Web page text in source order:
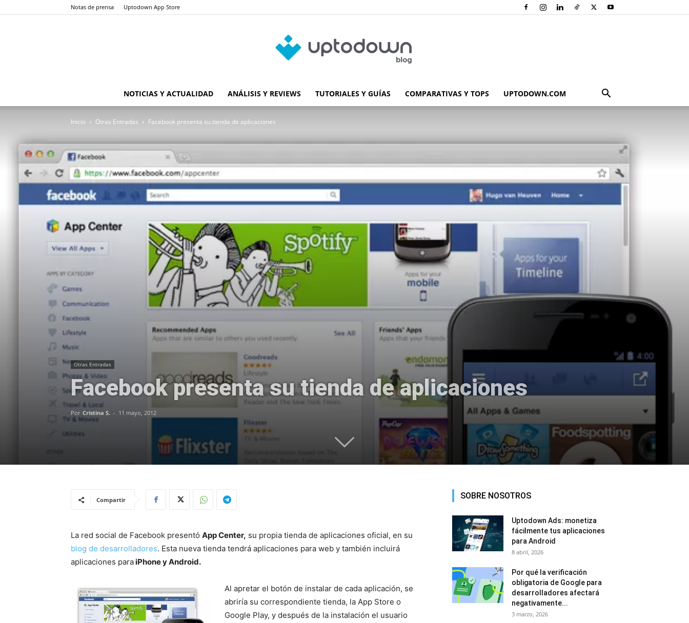
Notas de prensa Uptodown App Store
Blog
Uptodown
NOTICIAS Y ACTUALIDAD ANÁLISIS Y REVIEWS TUTORIALES Y GUÍAS COMPARATIVAS Y TOPS UPTODOWN.COM
Inicio Otras Entradas Facebook presenta su tienda de aplicaciones
Otras Entradas
Facebook presenta su tienda de aplicaciones
Por Cristina S. - 11 mayo, 2012
Compartir
La red social de Facebook presentó App Center, su propia tienda de aplicaciones oficial, en su
blog de desarrolladores. Esta nueva tienda tendrá aplicaciones para web y también incluirá
aplicaciones paraiPhone y Android.
Al apretar el botón de instalar de cada aplicación, se
abriría su correspondiente tienda, la App Store o
Google Play, y después de la instalación el usuario
SOBRE NOSOTROS
Uptodown Ads: monetiza
fácilmente tus aplicaciones
para Android
8 abril, 2026
Por qué la verificación
obligatoria de Google para
desarrolladores afectará
negativamente...
3 marzo, 2026